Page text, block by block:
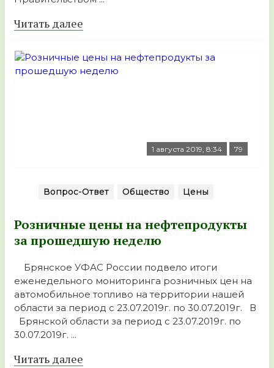
Читать далее
1 августа 2019, 8:34 79
Вопрос-Ответ Общество Цены
Розничные цены на нефтепродукты
за прошедшую неделю
Брянское УФАС России подвело итоги
еженедельного мониторинга розничных цен на
автомобильное топливо на территории нашей
области за период с 23.07.2019г. по 30.07.2019г. В
Брянской области за период с 23.07.2019г. по
30.07.2019г. ...
Читать далее